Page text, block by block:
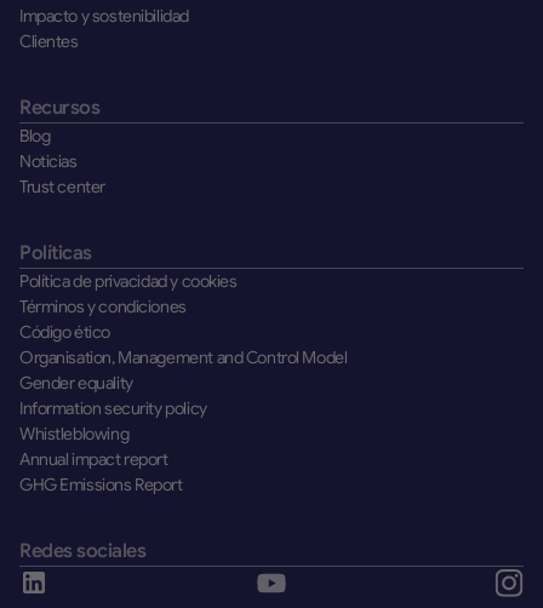
Impacto y sostenibilidad
Clientes
Recursos
Blog
Noticias
Trust center
Políticas
Política de privacidad y cookies
Términos y condiciones
Código ético
Organisation, Management and Control Model
Gender equality
Information security policy
Whistleblowing
Annual impact report
GHG Emissions Report
Redes sociales